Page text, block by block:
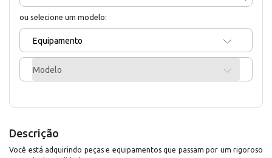
ou selecione um modelo:
Equipamento
Modelo
Descrição
Você está adquirindo peças e equipamentos que passam por um rigoroso